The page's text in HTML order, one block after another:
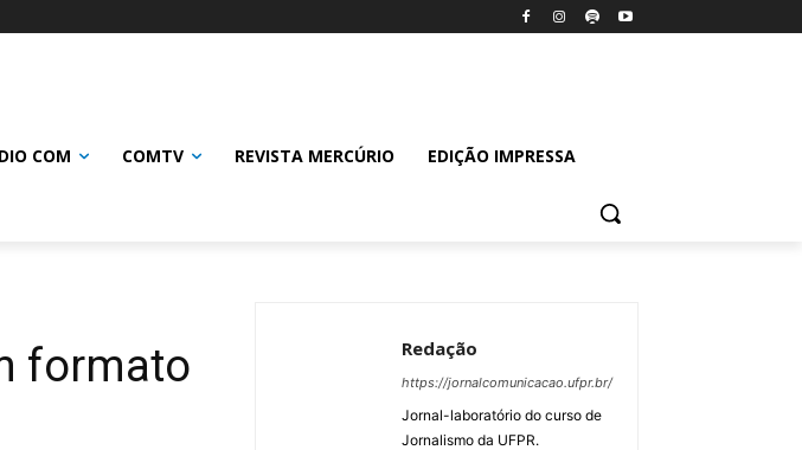
COM COMTV REVISTA MERCÚRIO EDIÇÃO IMPRESSA
formato
Redação
https://jornalcomunicacao.ufpr.br/
Jornal-laboratório do curso de
Jornalismo da UFPR.